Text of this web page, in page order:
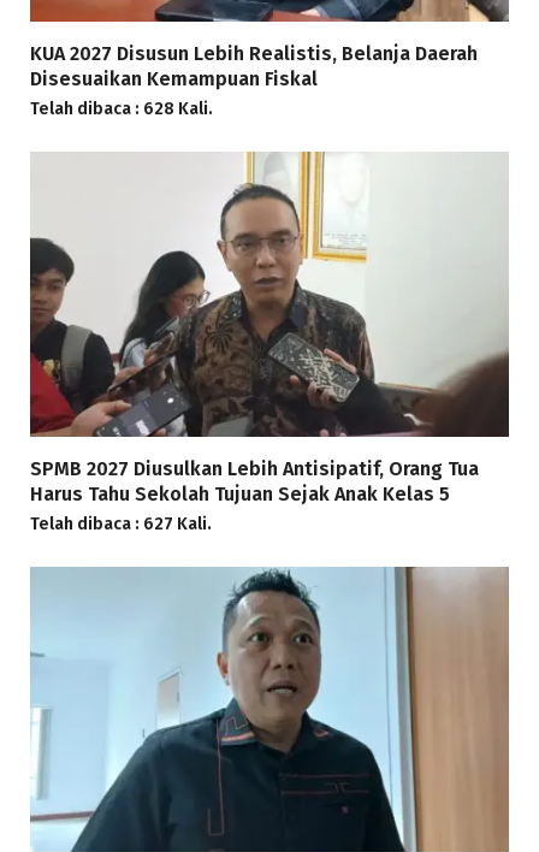
KUA 2027 Disusun Lebih Realistis, Belanja Daerah
Disesuaikan Kemampuan Fiskal
Telah dibaca : 628 Kali.
SPMB 2027 Diusulkan Lebih Antisipatif, Orang Tua
Harus Tahu Sekolah Tujuan Sejak Anak Kelas 5
Telah dibaca : 627 Kali.